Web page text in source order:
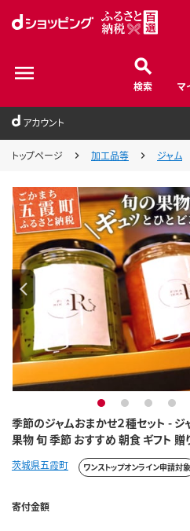
検索 マ
アカウント
トップページ 加工品等 ジャム
季節のジャムおまかせ２種セット -
果物 旬 季節 おすすめ 朝食 ギフト
1 2 3 4
茨城県五霞町 ワンストップオンライン申請対象
寄付金額